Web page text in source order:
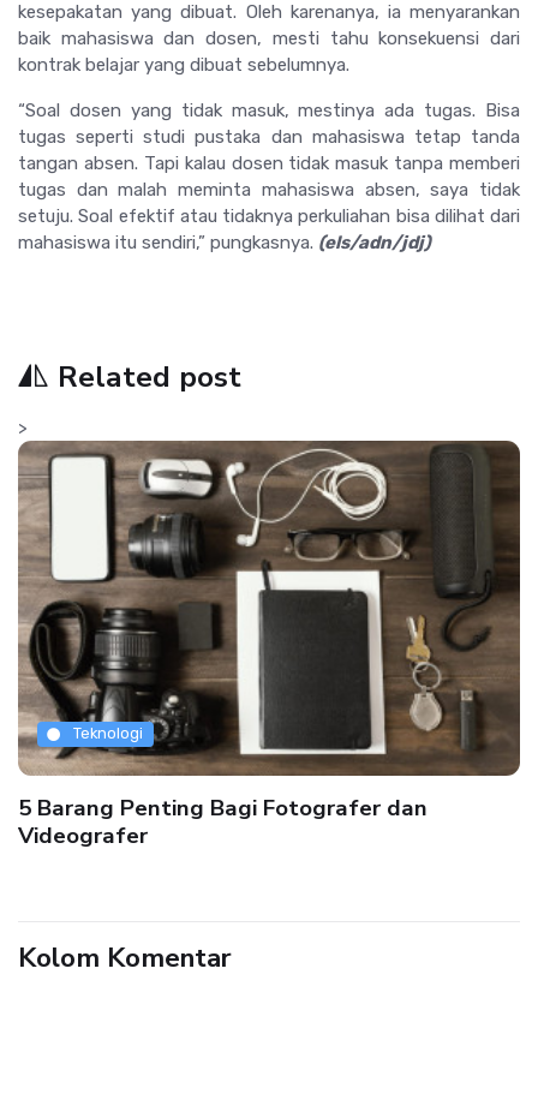
kesepakatan yang dibuat. Oleh karenanya, ia menyarankan
baik mahasiswa dan dosen, mesti tahu konsekuensi dari
kontrak belajar yang dibuat sebelumnya.
“Soal dosen yang tidak masuk, mestinya ada tugas. Bisa
tugas seperti studi pustaka dan mahasiswa tetap tanda
tangan absen. Tapi kalau dosen tidak masuk tanpa memberi
tugas dan malah meminta mahasiswa absen, saya tidak
setuju. Soal efektif atau tidaknya perkuliahan bisa dilihat dari
mahasiswa itu sendiri,” pungkasnya. (els/adn/jdj)
Related post
>
Teknologi
5 Barang Penting Bagi Fotografer dan
Videografer
Kolom Komentar